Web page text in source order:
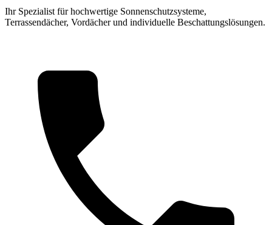
Ihr Spezialist für hochwertige Sonnenschutzsysteme,
Terrassendächer, Vordächer und individuelle Beschattungslösungen.